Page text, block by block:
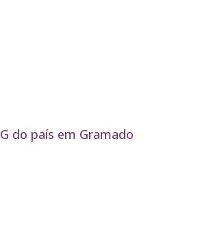
do país em Gramado